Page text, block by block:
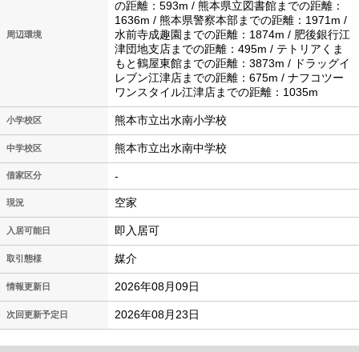
周辺環境
の距離：593m / 熊本県立図書館までの距離：
1636m / 熊本県警察本部までの距離：1971m /
水前寺成趣園までの距離：1874m / 肥後銀行江
津団地支店までの距離：495m / テトリアくま
もと鶴屋東館までの距離：3873m / ドラッグイ
レブン江津店までの距離：675m / ナフコツー
ワンスタイル江津店までの距離：1035m
小学校区 熊本市立出水南小学校
中学校区 熊本市立出水南中学校
借家区分 -
現況 空家
入居可能日 即入居可
取引態様 媒介
情報更新日 2026年08月09日
次回更新予定日 2026年08月23日